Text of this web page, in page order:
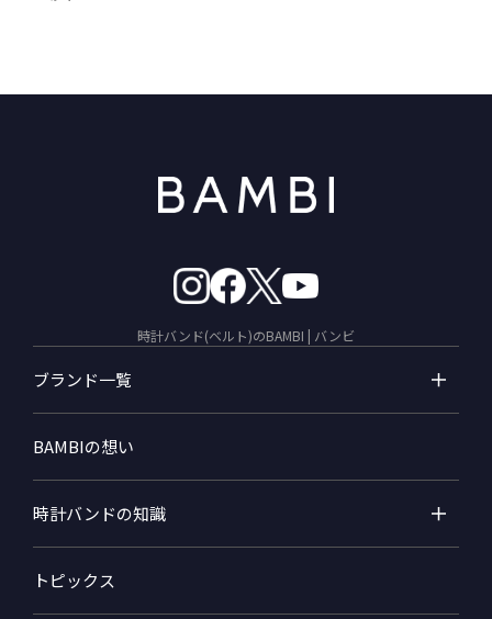
時計バンド(ベルト)のBAMBI | バンビ
ブランド一覧
BAMBIの想い
時計バンドの知識
トピックス